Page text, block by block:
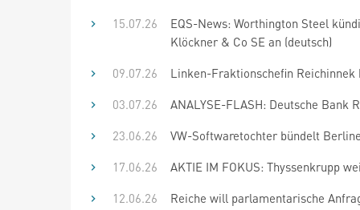
15.07.26
EQS-News: Worthington Steel
Klöckner & Co SE an (deutsch)
09.07.26
Linken-Fraktionschefin
03.07.26
ANALYSE-FLASH: Deutsche
23.06.26
VW-Softwaretochter bündelt
17.06.26
AKTIE IM FOKUS: Thyssenkrupp
12.06.26
Reiche will parlamentarische